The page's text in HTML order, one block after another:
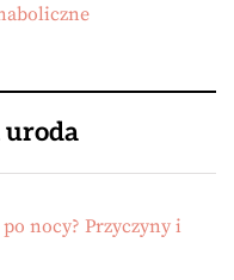
po nocy? Przyczyny i